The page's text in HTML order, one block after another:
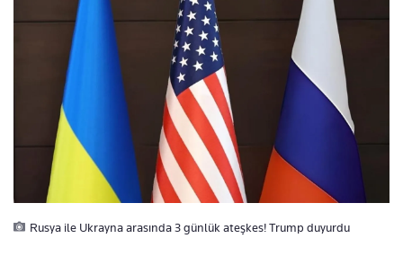
Rusya ile Ukrayna arasında 3 günlük ateşkes! Trump duyurdu